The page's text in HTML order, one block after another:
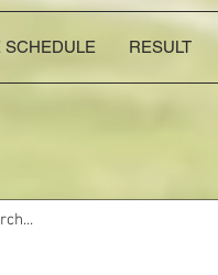
SCHEDULE RESULT